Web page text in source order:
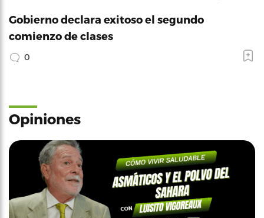
Gobierno declara exitoso el segundo
comienzo de clases
0
Opiniones